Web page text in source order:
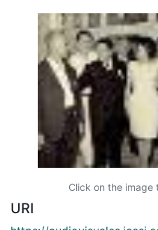
Click on the image
URI